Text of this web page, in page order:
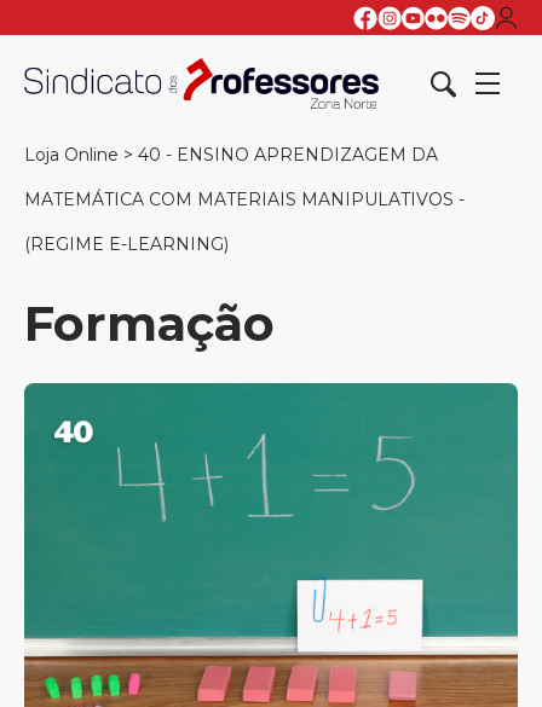
Loja Online > 40 - ENSINO APRENDIZAGEM DA
MATEMÁTICA COM MATERIAIS MANIPULATIVOS -
(REGIME E-LEARNING)
Formação